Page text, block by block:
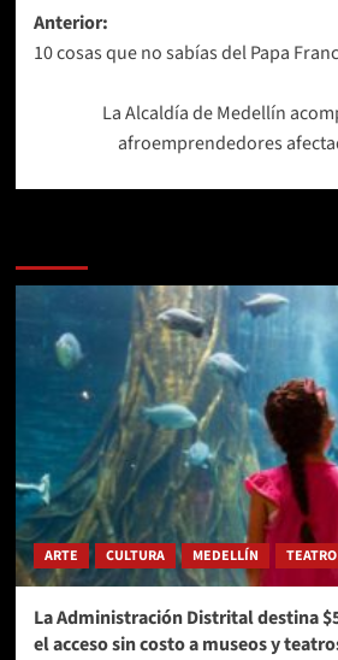
Navegación
de
entradas
Anterior:
10 cosas que no sabías del Papa
La Alcaldía de Medellín
afroemprendedores
ARTE CULTURA MEDELLÍN TEATRO
La Administración Distrital destina
el acceso sin costo a museos y